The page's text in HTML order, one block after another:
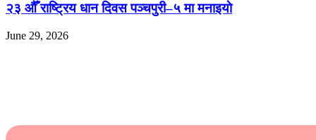
२३ औँ राष्ट्रिय धान दिवस पञ्चपुरी–५ मा मनाइयाे
June 29, 2026